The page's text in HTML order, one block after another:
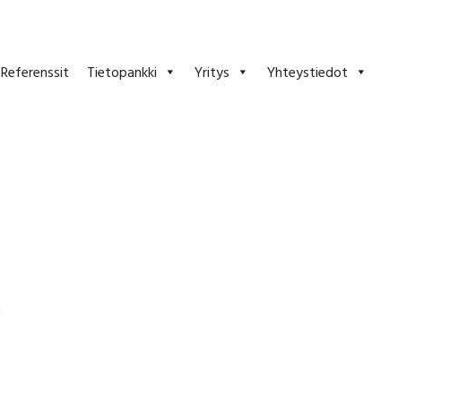
Referenssit Tietopankki Yritys Yhteystiedot